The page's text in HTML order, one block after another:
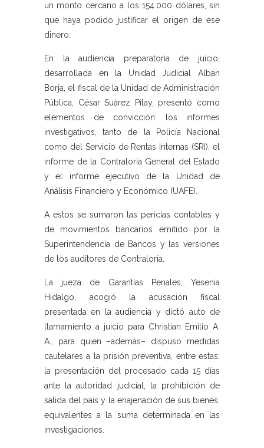
un monto cercano a los 154.000 dólares, sin
que haya podido justificar el origen de ese
dinero.
En la audiencia preparatoria de juicio,
desarrollada en la Unidad Judicial Albán
Borja, el fiscal de la Unidad de Administración
Pública, César Suárez Pilay, presentó como
elementos de convicción: los informes
investigativos, tanto de la Policía Nacional
como del Servicio de Rentas Internas (SRI), el
informe de la Contraloría General del Estado
y el informe ejecutivo de la Unidad de
Análisis Financiero y Económico (UAFE).
A estos se sumaron las pericias contables y
de movimientos bancarios emitido por la
Superintendencia de Bancos y las versiones
de los auditores de Contraloría.
La jueza de Garantías Penales, Yesenia
Hidalgo, acogió la acusación fiscal
presentada en la audiencia y dictó auto de
llamamiento a juicio para Christian Emilio A.
A., para quien –además– dispuso medidas
cautelares a la prisión preventiva, entre estas:
la presentación del procesado cada 15 días
ante la autoridad judicial, la prohibición de
salida del país y la enajenación de sus bienes,
equivalentes a la suma determinada en las
investigaciones.